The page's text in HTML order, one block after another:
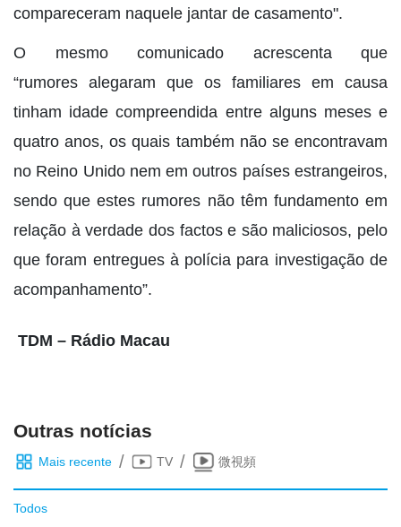
compareceram naquele jantar de casamento".
O mesmo comunicado acrescenta que
“rumores alegaram que os familiares em causa
tinham idade compreendida entre alguns meses e
quatro anos, os quais também não se encontravam
no Reino Unido nem em outros países estrangeiros,
sendo que estes rumores não têm fundamento em
relação à verdade dos factos e são maliciosos, pelo
que foram entregues à polícia para investigação de
acompanhamento”.
TDM – Rádio Macau
Outras notícias
Mais recente / TV / 微視頻
Todos